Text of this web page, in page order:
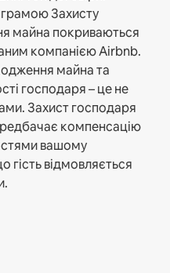
Захисту
майна покриваються
компанією Airbnb.
майна та
господаря – це не
Захист господаря
компенсацію
вашому
відмовляється